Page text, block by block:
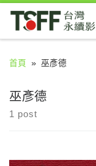
Skip to content
首頁 » 巫彥德
巫彥德
1 post